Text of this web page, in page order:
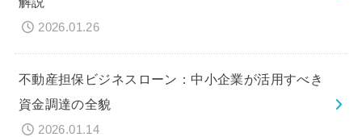
2026.01.26
不動産担保ビジネスローン：中小企業が活用すべき
資金調達の全貌
2026.01.14